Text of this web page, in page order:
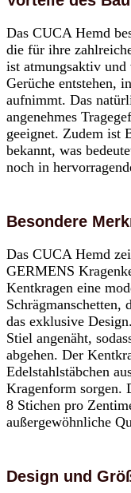
Das CUCA Hemd
die für ihre
ist atmungsaktiv und
Gerüche entstehen,
aufnimmt. Das
angenehmes
geeignet. Zudem ist
bekannt, was
noch in
Besondere
Das CUCA Hemd
GERMENS
Kentkragen eine
Schrägmanschetten,
das exklusive
Stiel angenäht,
abgehen. Der
Edelstahlstäbchen
Kragenform sorgen.
8 Stichen pro
außergewöhnliche
Design und